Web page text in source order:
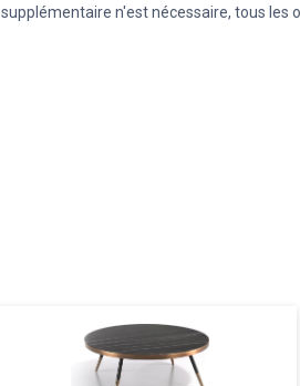
supplémentaire n'est nécessaire, tous les